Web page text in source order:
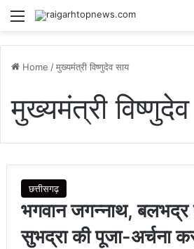
Menu
Home /मुख्यमंत्री विष्णुदेव साय
मुख्यमंत्री
छत्तीसगढ़
भगवान जगन्नाथ, बलभद्र
सुभद्रा की पूजा-अर्चना